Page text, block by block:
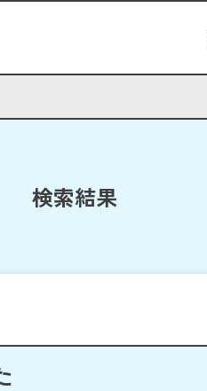
検索結果